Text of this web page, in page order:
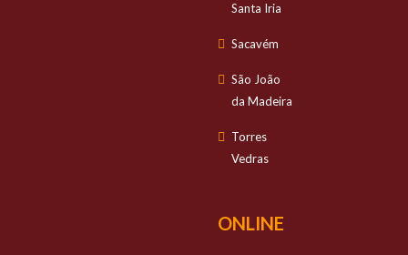
Santa Iria
Sacavém
São João
da Madeira
Torres
Vedras
ONLINE